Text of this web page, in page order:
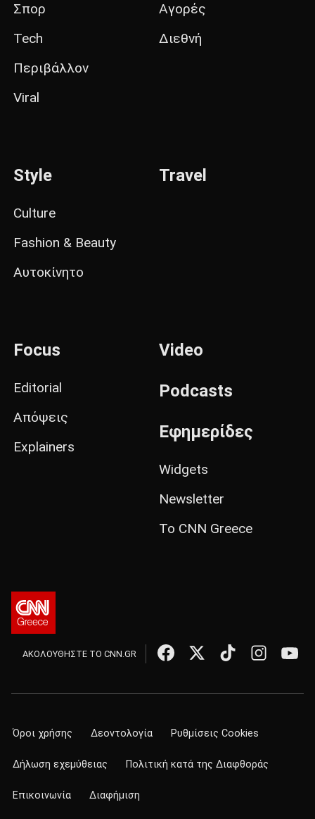
Σπορ
Tech
Περιβάλλον
Viral
Αγορές
Διεθνή
Style
Culture
Fashion & Beauty
Αυτοκίνητο
Travel
Focus
Editorial
Απόψεις
Explainers
Video
Podcasts
Εφημερίδες
Widgets
Newsletter
Το CNN Greece
ΑΚΟΛΟΥΘΗΣΤΕ ΤΟ CNN.GR
Όροι χρήσης Δεοντολογία Ρυθμίσεις Cookies
Δήλωση εχεμύθειας Πολιτική κατά της Διαφθοράς
Επικοινωνία Διαφήμιση